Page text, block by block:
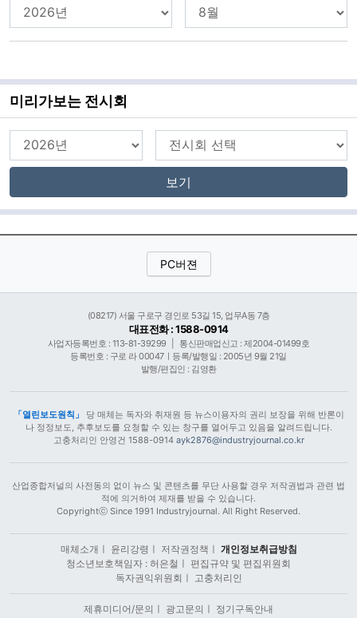
미리가보는 전시회
보기
PC버젼
(08217) 서울 구로구 경인로 53길 15, 업무A동 7층
대표전화 : 1588-0914
사업자등록번호 : 113-81-39299
통신판매업신고 : 제2004-01499호
등록번호 : 구로 라 00047ㅣ등록/발행일 : 2005년 9월 21일
발행/편집인 : 김영환
「열린보도원칙」
당 매체는 독자와 취재원 등 뉴스이용자의 권리 보장을 위해 반론이
나 정정보도, 추후보도를 요청할 수 있는 창구를 열어두고 있음을 알려드립니다.
고충처리인 안영건 1588-0914 ayk2876@industryjournal.co.kr
산업종합저널의 사전동의 없이 뉴스 및 콘텐츠를 무단 사용할 경우 저작권법과 관련 법
적에 의거하여 제재를 받을 수 있습니다.
Copyrightⓒ Since 1991 Industryjournal. All Right Reserved.
매체소개 ㅣ 윤리강령 ㅣ 저작권정책 ㅣ 개인정보취급방침
청소년보호책임자 : 허은철 ㅣ 편집규약 및 편집위원회
독자권익위원회 ㅣ 고충처리인
제휴미디어/문의 ㅣ 광고문의 ㅣ 정기구독안내